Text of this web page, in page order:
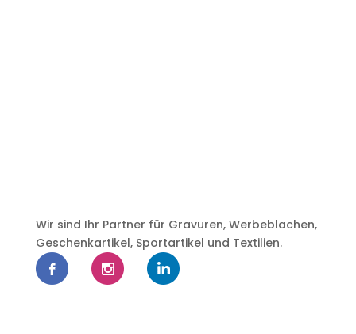
Wir sind Ihr Partner für Gravuren, Werbeblachen,
Geschenkartikel, Sportartikel und Textilien.